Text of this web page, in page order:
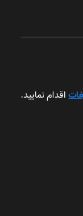
اقدام نمایید.